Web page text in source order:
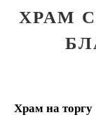
ХРАМ
Храм на торгу